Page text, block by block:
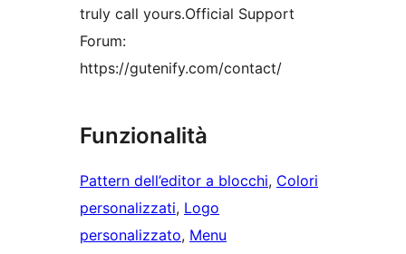
truly call yours.Official Support
Forum:
https://gutenify.com/contact/
Funzionalità
Pattern dell’editor a blocchi, Colori
personalizzati, Logo
personalizzato, Menu